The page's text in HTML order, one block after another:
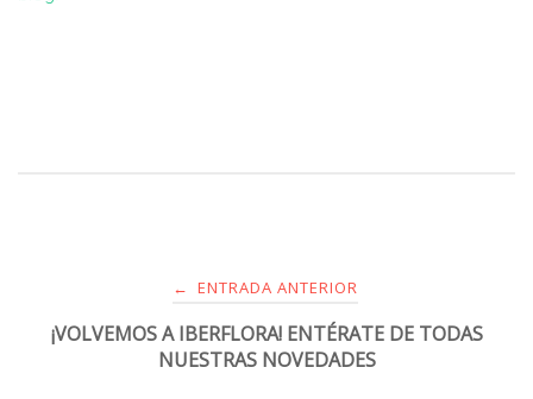
← ENTRADA ANTERIOR
¡VOLVEMOS A IBERFLORA! ENTÉRATE DE TODAS
NUESTRAS NOVEDADES